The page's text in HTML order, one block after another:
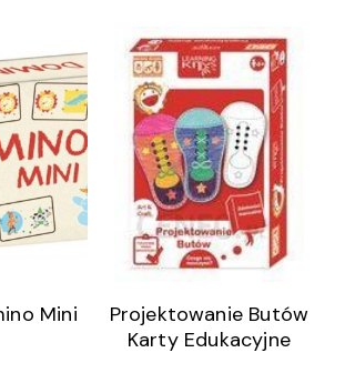
Mini
Projektowanie Butów
Karty Edukacyjne